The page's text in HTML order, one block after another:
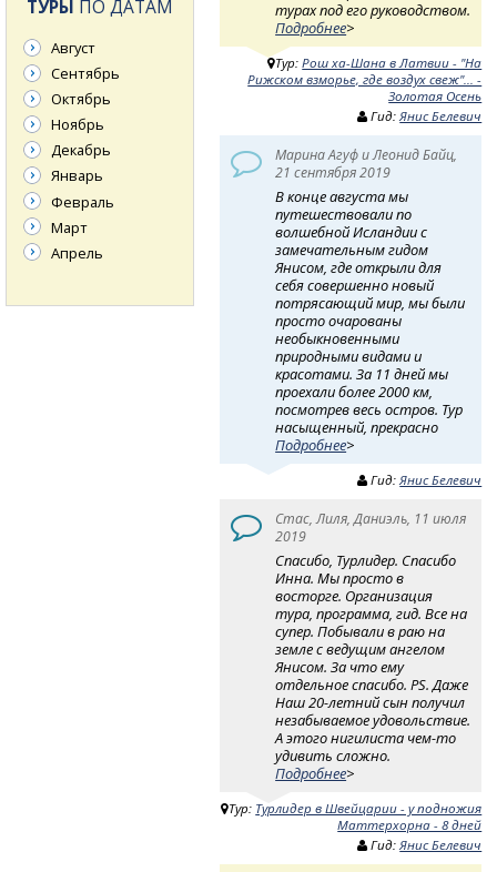
турах под его руководством.
Подробнее>
Тур:Рош ха-Шана в Латвии - "На
Рижском взморье, где воздух свеж"... -
Золотая Осень
Гид:Янис Белевич
Марина Агуф и Леонид Байц,
21 сентября 2019
В конце августа мы
путешествовали по
волшебной Исландии с
замечательным гидом
Янисом, где открыли для
себя совершенно новый
потрясающий мир, мы были
просто очарованы
необыкновенными
природными видами и
красотами. За 11 дней мы
проехали более 2000 км,
посмотрев весь остров. Тур
насыщенный, прекрасно
Подробнее>
Гид:Янис Белевич
Стас, Лиля, Даниэль, 11 июля
2019
Спасибо, Турлидер. Спасибо
Инна. Мы просто в
восторге. Организация
тура, программа, гид. Все на
супер. Побывали в раю на
земле с ведущим ангелом
Янисом. За что ему
отдельное спасибо. PS. Даже
Наш 20-летний сын получил
незабываемое удовольствие.
А этого нигилиста чем-то
удивить сложно.
Подробнее>
Тур: Турлидер в Швейцарии - у подножия
Маттерхорна - 8 дней
Гид:Янис Белевич
ТУРЫ ПО ДАТАМ
Август
Сентябрь
Октябрь
Ноябрь
Декабрь
Январь
Февраль
Март
Апрель